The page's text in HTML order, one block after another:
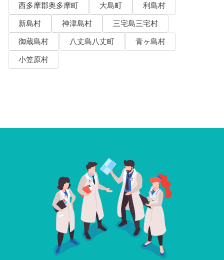
西多摩郡奥多摩町
大島町
利島村
新島村
神津島村
三宅島三宅村
御蔵島村
八丈島八丈町
青ヶ島村
小笠原村